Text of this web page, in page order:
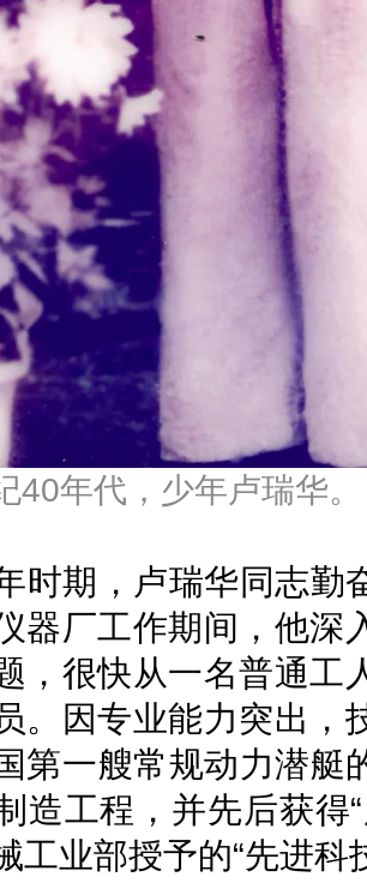
40年代，少年卢瑞华。
时期，卢瑞华同志勤
器厂工作期间，他深
，很快从一名普通工
。因专业能力突出，
第一艘常规动力潜
造工程，并先后获得
工业部授予的“先进科